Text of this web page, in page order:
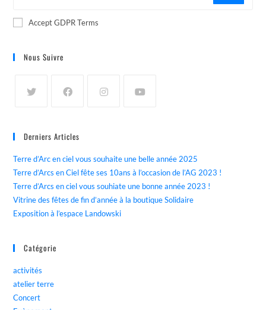
Accept GDPR Terms
Nous Suivre
Derniers Articles
Terre d’Arc en ciel vous souhaite une belle année 2025
Terre d’Arcs en Ciel fête ses 10ans à l’occasion de l’AG 2023 !
Terre d’Arcs en ciel vous souhiate une bonne année 2023 !
Vitrine des fêtes de fin d’année à la boutique Solidaire
Exposition à l’espace Landowski
Catégorie
activités
atelier terre
Concert